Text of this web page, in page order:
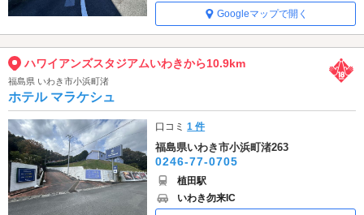
Googleマップで開く
ハワイアンズスタジアムいわきから10.9km
福島県 いわき市小浜町渚
ホテル マラケシュ
口コミ1 件
福島県いわき市小浜町渚263
0246-77-0705
植田駅
いわき勿来IC